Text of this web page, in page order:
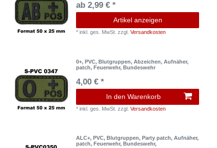
ab 2,99 € *
Artikel anzeigen
*inkl. ges. MwSt. zzgl.Versandkosten
0+, PVC, Blutgruppen, Abzeichen, Aufnäher,
patch, Feuerwehr, Bundeswehr
4,00 € *
In den Warenkorb
*inkl. ges. MwSt. zzgl.Versandkosten
ALC+, PVC, Blutgruppen, Party patch, Aufnäher,
patch, Feuerwehr, Bundeswehr,